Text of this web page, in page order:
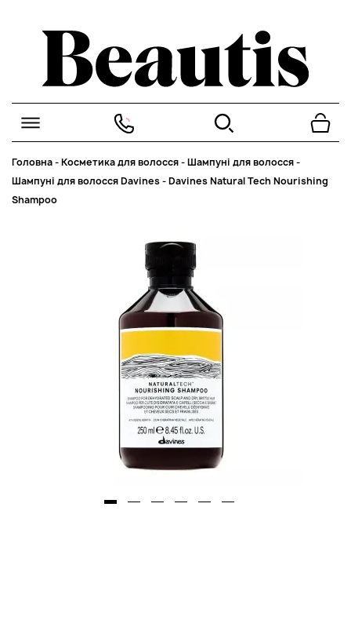
Головна-Косметика для волосся-Шампуні для волосся-
Шампуні для волосся Davines-Davines Natural Tech Nourishing
Shampoo